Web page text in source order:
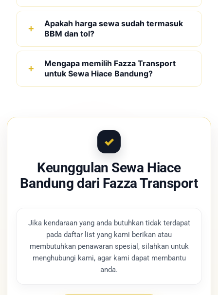
Apakah harga sewa sudah termasuk
BBM dan tol?
Mengapa memilih Fazza Transport
untuk Sewa Hiace Bandung?
Keunggulan Sewa Hiace
Bandung dari Fazza Transport
Jika kendaraan yang anda butuhkan tidak terdapat
pada daftar list yang kami berikan atau
membutuhkan penawaran spesial, silahkan untuk
menghubungi kami, agar kami dapat membantu
anda.